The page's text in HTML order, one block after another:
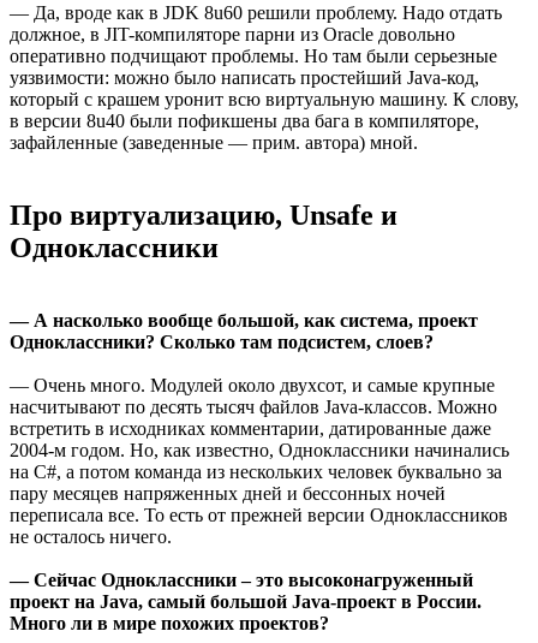
— Да, вроде как в JDK 8u60 решили проблему. Надо отдать
должное, в JIT-компиляторе парни из Oracle довольно
оперативно подчищают проблемы. Но там были серьезные
уязвимости: можно было написать простейший Java-код,
который с крашем уронит всю виртуальную машину. К слову,
в версии 8u40 были пофикшены два бага в компиляторе,
зафайленные (заведенные — прим. автора) мной.
Про виртуализацию, Unsafe и
Одноклассники
— А насколько вообще большой, как система, проект
Одноклассники? Сколько там подсистем, слоев?
— Очень много. Модулей около двухсот, и самые крупные
насчитывают по десять тысяч файлов Java-классов. Можно
встретить в исходниках комментарии, датированные даже
2004-м годом. Но, как известно, Одноклассники начинались
на С#, а потом команда из нескольких человек буквально за
пару месяцев напряженных дней и бессонных ночей
переписала все. То есть от прежней версии Одноклассников
не осталось ничего.
— Сейчас Одноклассники – это высоконагруженный
проект на Java, самый большой Java-проект в России.
Много ли в мире похожих проектов?